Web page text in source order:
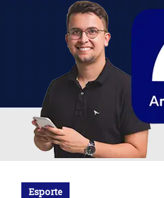
Esporte